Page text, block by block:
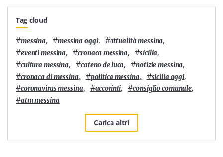
Tag cloud
#messina, #messina oggi, #attualità messina,
#eventi messina, #cronaca messina, #sicilia,
#cultura messina, #cateno de luca, #notizie messina,
#cronaca di messina, #politica messina, #sicilia oggi,
#coronavirus messina, #accorinti, #consiglio comunale,
#atm messina
Carica altri